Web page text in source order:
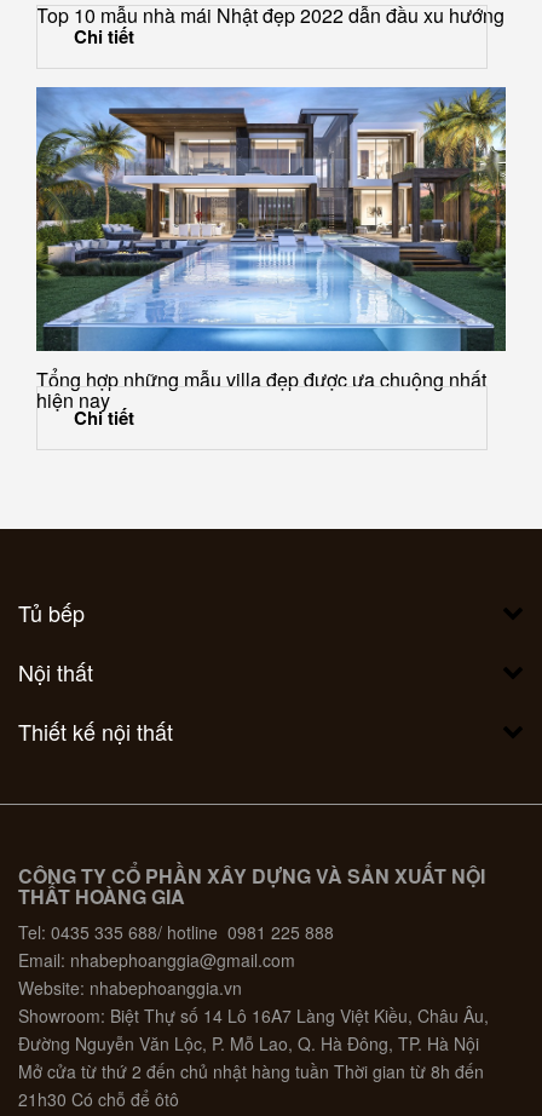
Top 10 mẫu nhà mái Nhật đẹp 2022 dẫn đầu xu hướng
Chi tiết
Tổng hợp những mẫu villa đẹp được ưa chuộng nhất
hiện nay
Chi tiết
Tủ bếp
Nội thất
Thiết kế nội thất
CÔNG TY CỔ PHẦN XÂY DỰNG VÀ SẢN XUẤT NỘI
THẤT HOÀNG GIA
Tel: 0435 335 688/ hotline 0981 225 888
Email: nhabephoanggia@gmail.com
Website: nhabephoanggia.vn
Showroom: Biệt Thự số 14 Lô 16A7 Làng Việt Kiều, Châu Âu,
Đường Nguyễn Văn Lộc, P. Mỗ Lao, Q. Hà Đông, TP. Hà Nội
Mở cửa từ thứ 2 đến chủ nhật hàng tuần Thời gian từ 8h đến
21h30 Có chỗ để ôtô